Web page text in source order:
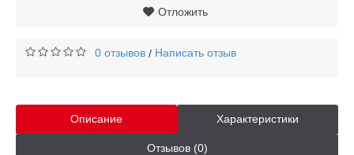
Отложить
0 отзывов / Написать отзыв
Описание Характеристики
Отзывов (0)